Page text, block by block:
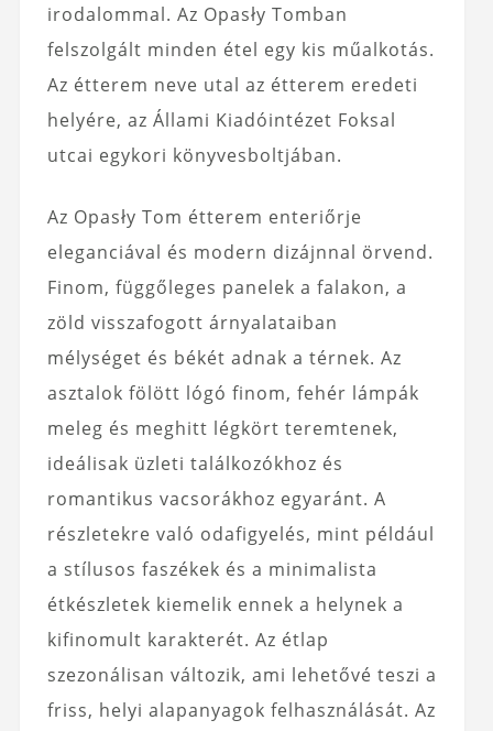
irodalommal. Az Opasły Tomban
felszolgált minden étel egy kis műalkotás.
Az étterem neve utal az étterem eredeti
helyére, az Állami Kiadóintézet Foksal
utcai egykori könyvesboltjában.
Az Opasły Tom étterem enteriőrje
eleganciával és modern dizájnnal örvend.
Finom, függőleges panelek a falakon, a
zöld visszafogott árnyalataiban
mélységet és békét adnak a térnek. Az
asztalok fölött lógó finom, fehér lámpák
meleg és meghitt légkört teremtenek,
ideálisak üzleti találkozókhoz és
romantikus vacsorákhoz egyaránt. A
részletekre való odafigyelés, mint például
a stílusos faszékek és a minimalista
étkészletek kiemelik ennek a helynek a
kifinomult karakterét. Az étlap
szezonálisan változik, ami lehetővé teszi a
friss, helyi alapanyagok felhasználását. Az